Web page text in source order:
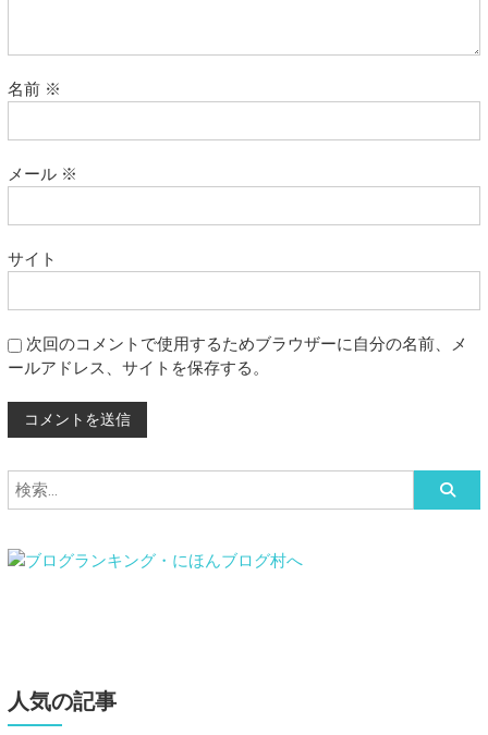
名前 ※
メール ※
サイト
次回のコメントで使用するためブラウザーに自分の名前、メ
ールアドレス、サイトを保存する。
人気の記事